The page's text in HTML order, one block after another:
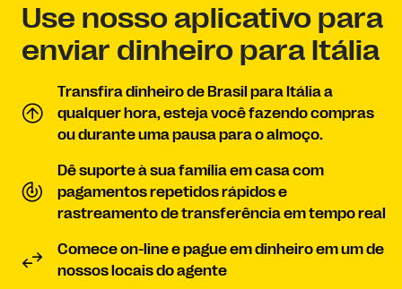
Use nosso aplicativo para
enviar dinheiro para Itália
Transfira dinheiro de Brasil para Itália a
qualquer hora, esteja você fazendo compras
ou durante uma pausa para o almoço.
Dê suporte à sua família em casa com
pagamentos repetidos rápidos e
rastreamento de transferência em tempo real
Comece on-line e pague em dinheiro em um de
nossos locais do agente